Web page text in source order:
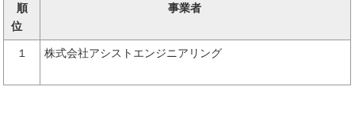
順
位
事業者
１ 株式会社アシストエンジニアリング